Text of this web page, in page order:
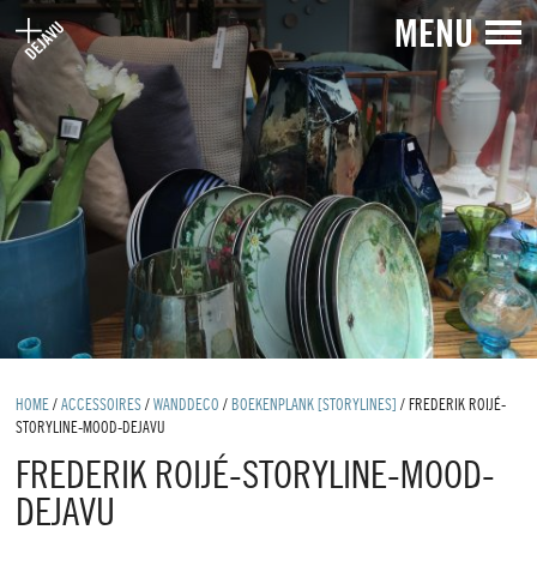
MENU
HOME /ACCESSOIRES /WANDDECO / BOEKENPLANK [STORYLINES] / FREDERIK ROIJÉ-
STORYLINE-MOOD-DEJAVU
FREDERIK ROIJÉ-STORYLINE-MOOD-
DEJAVU